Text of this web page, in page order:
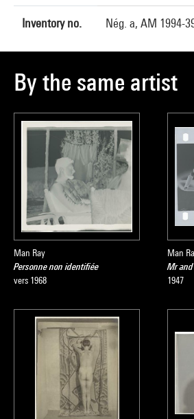
Inventory no. Nég. a, AM 1994-
By the same artist
Man Ray
Personne non identifiée
vers 1968
Man
Mr
1947